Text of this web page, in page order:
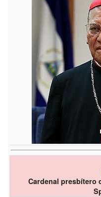
Cardenal presbítero